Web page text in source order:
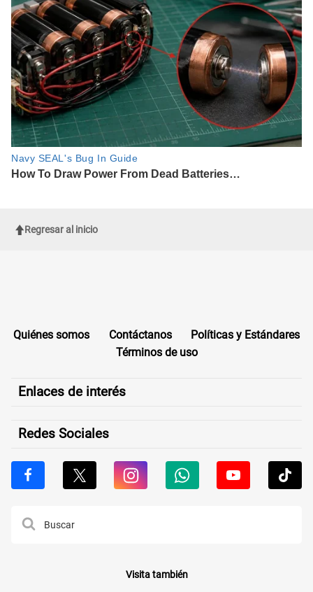
Regresar al inicio
Quiénes somos Contáctanos
Políticas y Estándares
Términos de uso
Enlaces de interés
Redes Sociales
Visita también